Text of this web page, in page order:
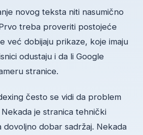
novog teksta niti nasumično
treba proveriti postojeće
već dobijaju prikaze, koje imaju
odustaju i da li Google
stranice.
često se vidi da problem
je stranica tehnički
dovoljno dobar sadržaj. Nekada